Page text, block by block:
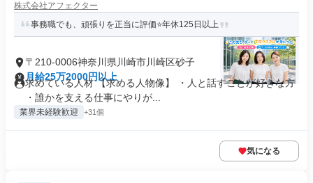
株式会社アフェクター
事務職でも、頑張りを正当に評価⭐年休125日以上
〒210-0006神奈川県川崎市川崎区砂子
月給25万2000円以上
求めている人材 【求める人物像】 ・人と話すことが好きな方
・誰かを支える仕事にやりが...
業界未経験歓迎 +31個
気になる